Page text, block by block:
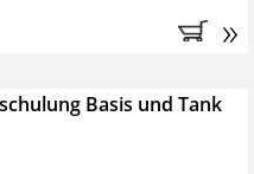
»
Basis und Tank